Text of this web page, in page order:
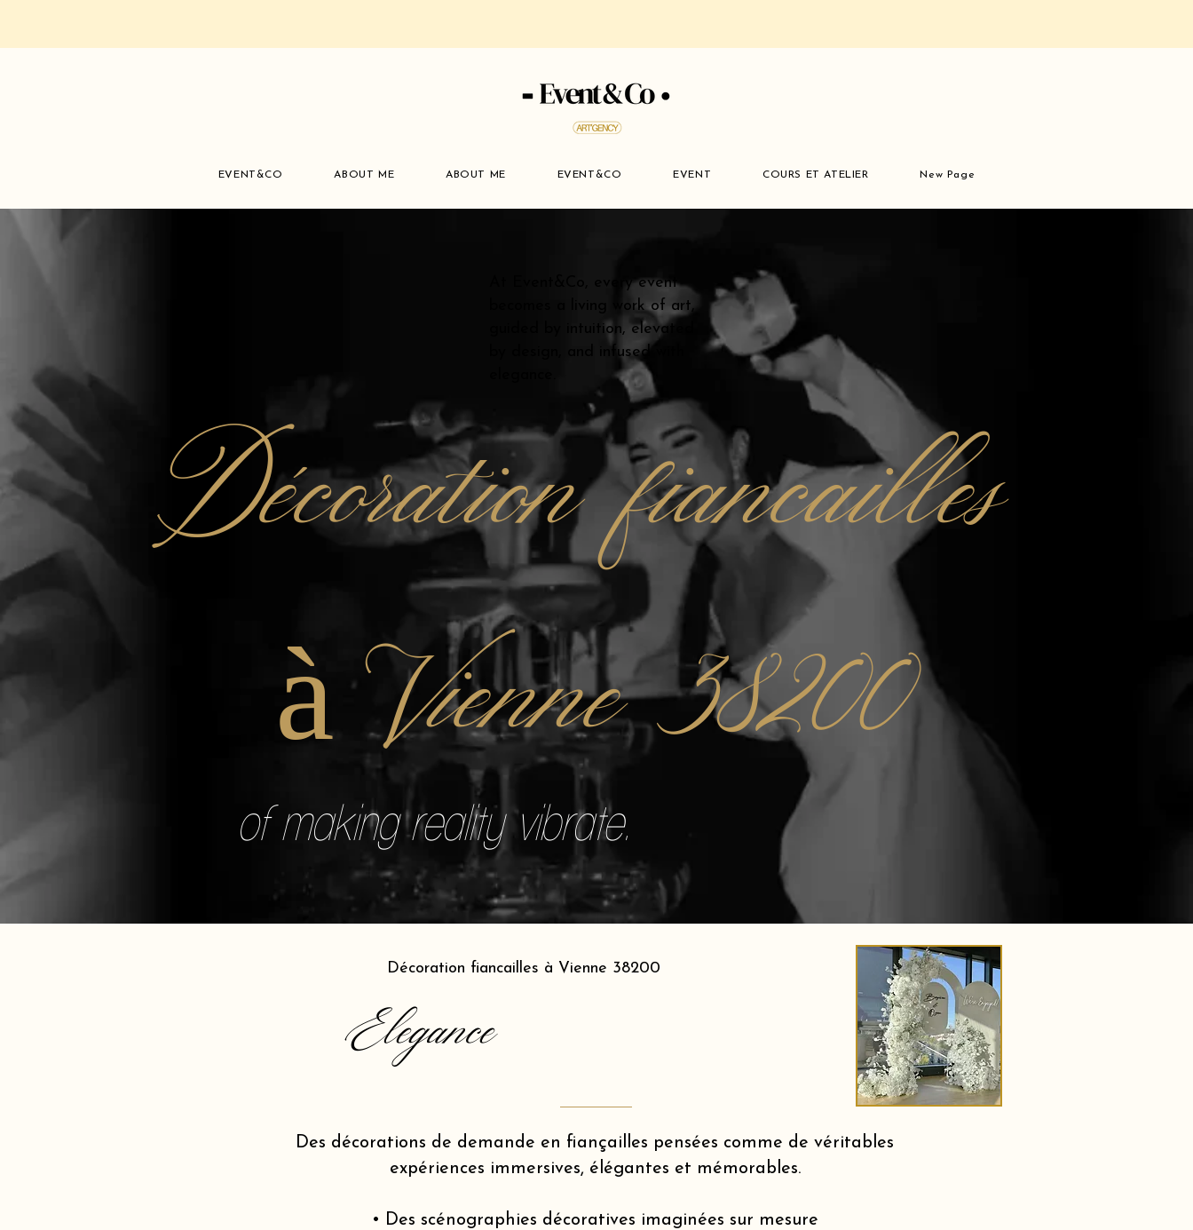
EVENT&CO ABOUT ME ABOUT ME EVENT&CO EVENT COURS ET ATELIER New Page
At Event&Co, every event
becomes a living work of art,
guided by intuition, elevated
by design, and infused with
Décoration fiancailles
à Vienne 38200
of making reality vibrate.
Décoration fiancailles à Vienne 38200
Elegance
Des décorations de demande en fiançailles pensées comme de véritables
expériences immersives, élégantes et mémorables.
• Des scénographies décoratives imaginées sur mesure